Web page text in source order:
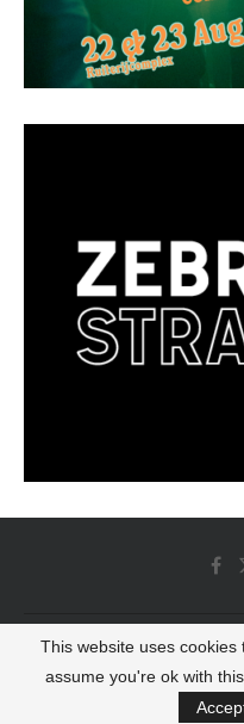
© 2022 -
This website uses
assume you're ok with